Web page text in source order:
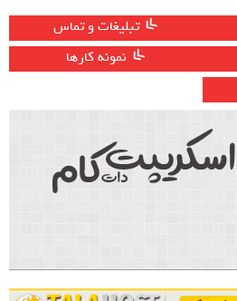
تبلیغات و تماس
نمونه کارها